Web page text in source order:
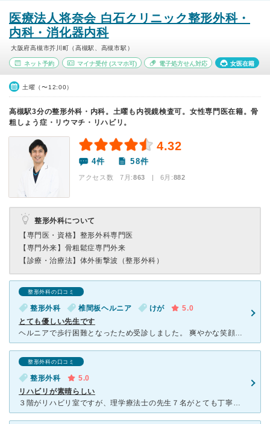
医療法人将奈会 白石クリニック整形外科・
内科・消化器内科
大阪府高槻市芥川町（高槻駅、高槻市駅）
ネット予約 マイナ受付(スマホ可) 電子処方せん対応 女医在籍
土曜（〜12:00）
高槻駅3分の整形外科・内科。土曜も内視鏡検査可。女性専門医在籍。骨
粗しょう症・リウマチ・リハビリ。
4.32
4件 58件
アクセス数 7月:863 | 6月:882
整形外科について
【専門医・資格】 整形外科専門医
【専門外来】 骨粗鬆症専門外来
【診療・治療法】 体外衝撃波（整形外科）
整形外科の口コミ
整形外科 椎間板ヘルニア けが
5.0
とても優しい先生です
ヘルニアで歩行困難となったため受診しました。 爽やかな笑顔で丁寧に診察いただき、院長は腰専門にされてるとのことで、質問したことに対しても分かりやすく答えていただきました。日常生活も不安になっていまし
整形外科の口コミ
整形外科
5.0
リハビリが素晴らしい
３階がリハビリ室ですが、理学療法士の先生７名がとても丁寧に対応してくれます。 ２年前、重度の腰椎すべり症で お世話になりました。 お陰様で手術しなくても、元のように歩けるようになりました。痛くて辛